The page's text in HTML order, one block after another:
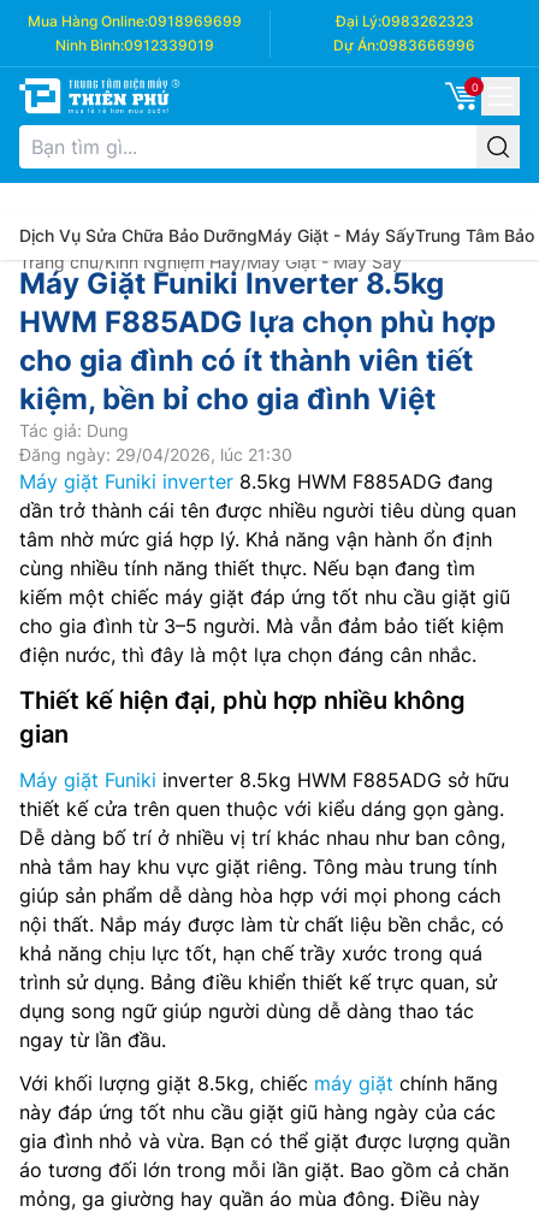
Mua Hàng Online:0918969699 Đại Lý:0983262323
Ninh Bình:0912339019 Dự Án:0983666996
0
Dịch Vụ Sửa Chữa Bảo DưỡngMáy Giặt - Máy SấyTrung Tâm Bảo
Trang chủ/Kinh Nghiệm Hay/Máy Giặt - Máy Sấy
Máy Giặt Funiki Inverter 8.5kg
HWM F885ADG lựa chọn phù hợp
cho gia đình có ít thành viên tiết
kiệm, bền bỉ cho gia đình Việt
Tác giả: Dung
Đăng ngày: 29/04/2026, lúc 21:30
Máy giặt Funiki inverter 8.5kg HWM F885ADG đang
dần trở thành cái tên được nhiều người tiêu dùng quan
tâm nhờ mức giá hợp lý. Khả năng vận hành ổn định
cùng nhiều tính năng thiết thực. Nếu bạn đang tìm
kiếm một chiếc máy giặt đáp ứng tốt nhu cầu giặt giũ
cho gia đình từ 3–5 người. Mà vẫn đảm bảo tiết kiệm
điện nước, thì đây là một lựa chọn đáng cân nhắc.
Thiết kế hiện đại, phù hợp nhiều không
gian
Máy giặt Funiki inverter 8.5kg HWM F885ADG sở hữu
thiết kế cửa trên quen thuộc với kiểu dáng gọn gàng.
Dễ dàng bố trí ở nhiều vị trí khác nhau như ban công,
nhà tắm hay khu vực giặt riêng. Tông màu trung tính
giúp sản phẩm dễ dàng hòa hợp với mọi phong cách
nội thất. Nắp máy được làm từ chất liệu bền chắc, có
khả năng chịu lực tốt, hạn chế trầy xước trong quá
trình sử dụng. Bảng điều khiển thiết kế trực quan, sử
dụng song ngữ giúp người dùng dễ dàng thao tác
ngay từ lần đầu.
Với khối lượng giặt 8.5kg, chiếc máy giặt chính hãng
này đáp ứng tốt nhu cầu giặt giũ hàng ngày của các
gia đình nhỏ và vừa. Bạn có thể giặt được lượng quần
áo tương đối lớn trong mỗi lần giặt. Bao gồm cả chăn
mỏng, ga giường hay quần áo mùa đông. Điều này